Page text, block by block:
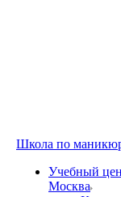
Школа по
Учебный
Москва